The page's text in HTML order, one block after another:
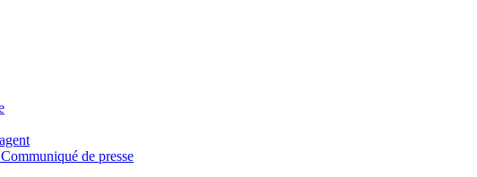
de presse